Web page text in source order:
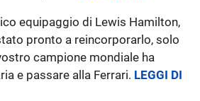
equipaggio di Lewis Hamilton,
pronto a reincorporarlo, solo
campione mondiale ha
e passare alla Ferrari. LEGGI DI